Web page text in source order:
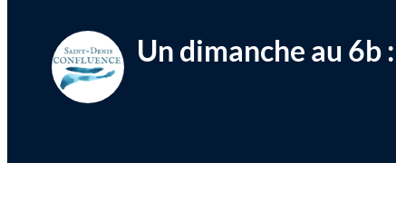
Un dimanche au